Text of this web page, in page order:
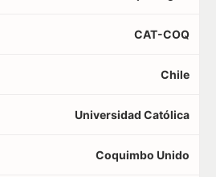
CAT-COQ
Chile
Universidad Católica
Coquimbo Unido